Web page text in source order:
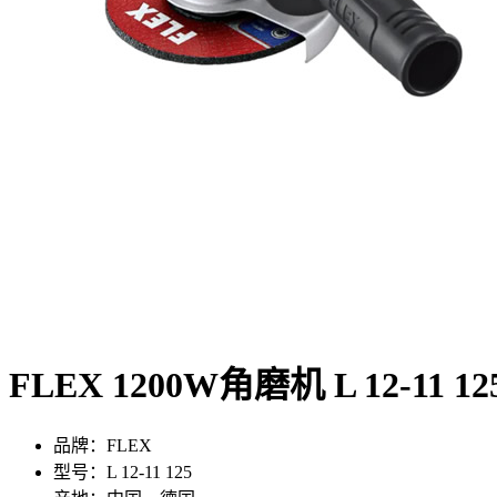
FLEX 1200W角磨机 L 12-11
品牌：FLEX
型号：L 12-11 125